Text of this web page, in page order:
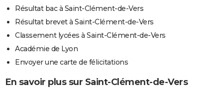
Résultat bac à Saint-Clément-de-Vers
Résultat brevet à Saint-Clément-de-Vers
Classement lycées à Saint-Clément-de-Vers
Académie de Lyon
Envoyer une carte de félicitations
En savoir plus sur Saint-Clément-de-Vers